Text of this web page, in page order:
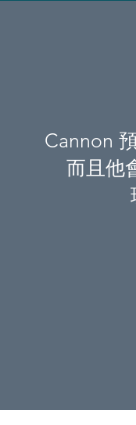
Cannon
而且他